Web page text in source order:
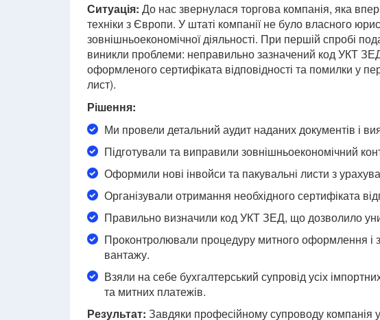
Ситуація: До нас звернулася торгова компанія, яка
техніки з Європи. У штаті компанії не було власного
зовнішньоекономічної діяльності. При першій спробі
виникли проблеми: неправильно зазначений код УКТ
оформленого сертифіката відповідності та помилки у
лист).
Рішення:
Ми провели детальний аудит наданих документів і
Підготували та виправили зовнішньоекономічний
Оформили нові інвойси та пакувальні листи з
Організували отримання необхідного сертифіката
Правильно визначили код УКТ ЗЕД, що дозволило
Проконтролювали процедуру митного оформлення і
вантажу.
Взяли на себе бухгалтерський супровід усіх
та митних платежів.
Результат: Завдяки професійному супроводу компанія